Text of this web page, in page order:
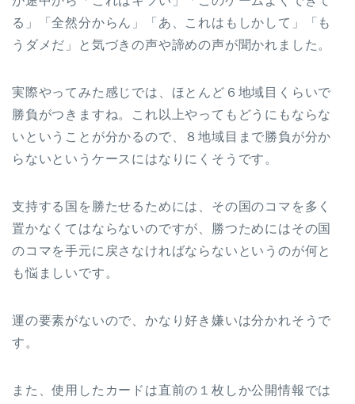
る」「全然分からん」「あ、これはもしかして」「も
うダメだ」と気づきの声や諦めの声が聞かれました。
実際やってみた感じでは、ほとんど６地域目くらいで
勝負がつきますね。これ以上やってもどうにもならな
いということが分かるので、８地域目まで勝負が分か
らないというケースにはなりにくそうです。
支持する国を勝たせるためには、その国のコマを多く
置かなくてはならないのですが、勝つためにはその国
のコマを手元に戻さなければならないというのが何と
も悩ましいです。
運の要素がないので、かなり好き嫌いは分かれそうで
す。
また、使用したカードは直前の１枚しか公開情報では